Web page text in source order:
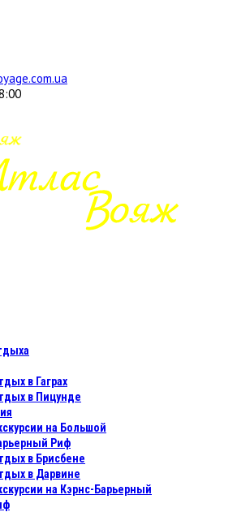
в Гаграх
в Пицунде
на Большой
Риф
в Бриcбене
в Дарвине
на Кэрнс-Барьерный